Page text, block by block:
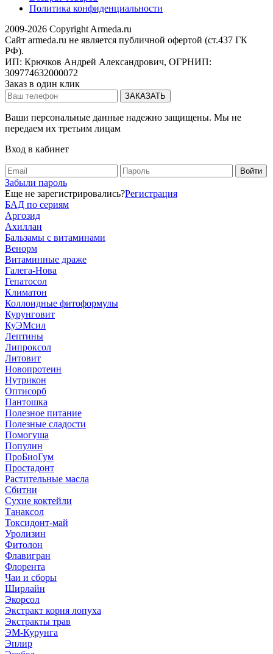
Политика конфиденциальности
2009-2026 Copyright Armeda.ru
Сайт armeda.ru не является публичной офертой (ст.437 ГК
РФ).
ИП: Крючков Андрей Александрович, ОГРНИП:
309774632000072
Заказ в один клик
Ваши персональные данные надежно защищены. Мы не
передаем их третьим лицам
Вход в кабинет
Забыли пароль
Еще не зарегистрировались?Регистрация
БАД по сериям
Аргозид
Ахиллан
Бальзамы с витаминами
Венорм
Витаминные драже
Галега-Нова
Гепатосол
Климатон
Коллоидные фитоформулы
Курунговит
КуЭМсил
Лептины
Липроксол
Литовит
Новопротеин
Нутрикон
Оптисорб
Пантошка
Полезное питание
Полезные сладости
Помогуша
Популин
ПроБиоГум
Простадонт
Растительные масла
Сбитни
Сухие коктейли
Танаксол
Токсидонт-май
Уролизин
Фитолон
Флавигран
Флорента
Чаи и сборы
Ширлайн
Экорсол
Экстракт корня лопуха
Экстракты трав
ЭМ-Курунга
Эплир